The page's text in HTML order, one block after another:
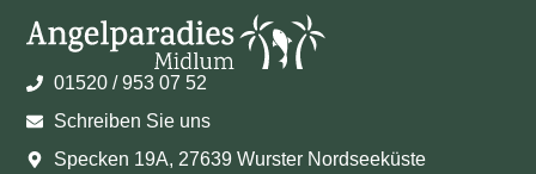
01520 / 953 07 52
Schreiben Sie uns
Specken 19A, 27639 Wurster Nordseeküste